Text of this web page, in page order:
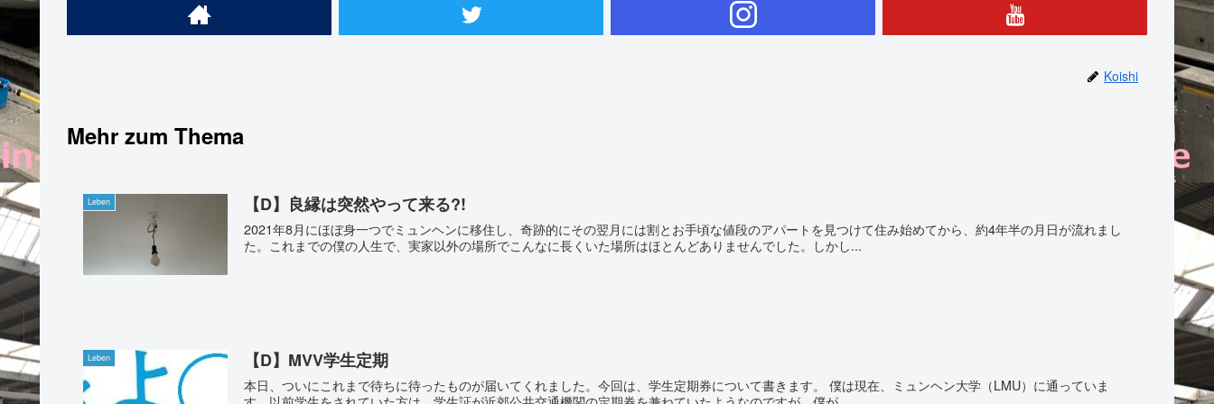
Koishi
Mehr zum Thema
Leben 【D】良縁は突然やって来る?!
2021年8月にほぼ身一つでミュンヘンに移住し、奇跡的にその翌月には割とお手頃な値段のアパートを見つけて住み始めてから、約4年半の月日が流れまし
た。これまでの僕の人生で、実家以外の場所でこんなに長くいた場所はほとんどありませんでした。しかし...
Leben 【D】MVV学生定期
本日、ついにこれまで待ちに待ったものが届いてくれました。今回は、学生定期券について書きます。 僕は現在、ミュンヘン大学（LMU）に通っていま